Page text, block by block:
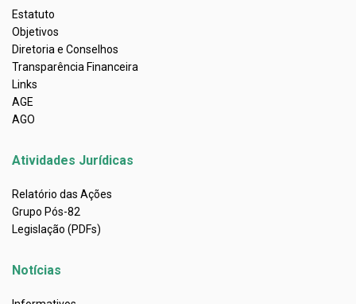
Estatuto
Objetivos
Diretoria e Conselhos
Transparência Financeira
Links
AGE
AGO
Atividades Jurídicas
Relatório das Ações
Grupo Pós-82
Legislação (PDFs)
Notícias